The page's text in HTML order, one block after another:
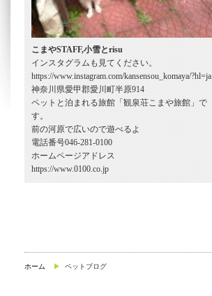
こまやSTAFF,小雪とrisu
インスタグラムも見てください。
https://www.instagram.com/kansensou_komaya/?hl=ja
神奈川県愛甲郡愛川町半原914
ペットと泊まれる旅館「観泉荘こまや旅館」で
す。
前の河原で広いので遊べるよ
電話番号046-281-0100
ホームページアドレス
https://www.0100.co.jp
ホーム ペットブログ